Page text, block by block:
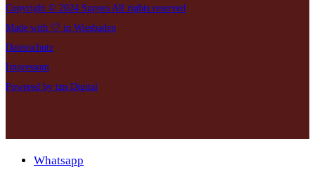
Copyright © 2024 Suppes All rights reserved
Made with 🤍 in Wiesbaden
Datenschutz
Impressum
Powered by tzn Digital
Whatsapp